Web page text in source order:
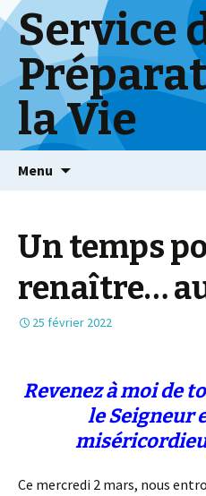
Service
la Vie
Menu
Un temps
renaître…
25 février 2022
Revenez à moi de
le Seigneur
Ce mercredi 2 mars, nous